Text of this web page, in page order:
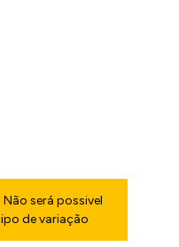
será possivel
de variação